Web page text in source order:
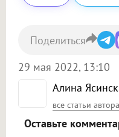
Алина
все статьи автора
29 мая 2022, 13:10
Поделиться
Оставьте